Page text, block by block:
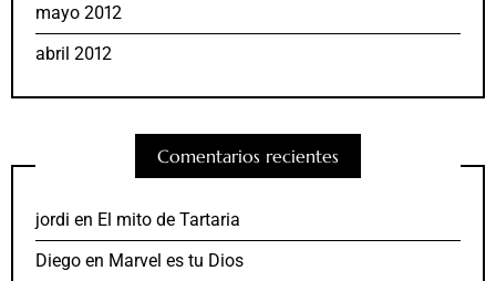
mayo 2012
abril 2012
Comentarios recientes
jordi en El mito de Tartaria
Diego en Marvel es tu Dios